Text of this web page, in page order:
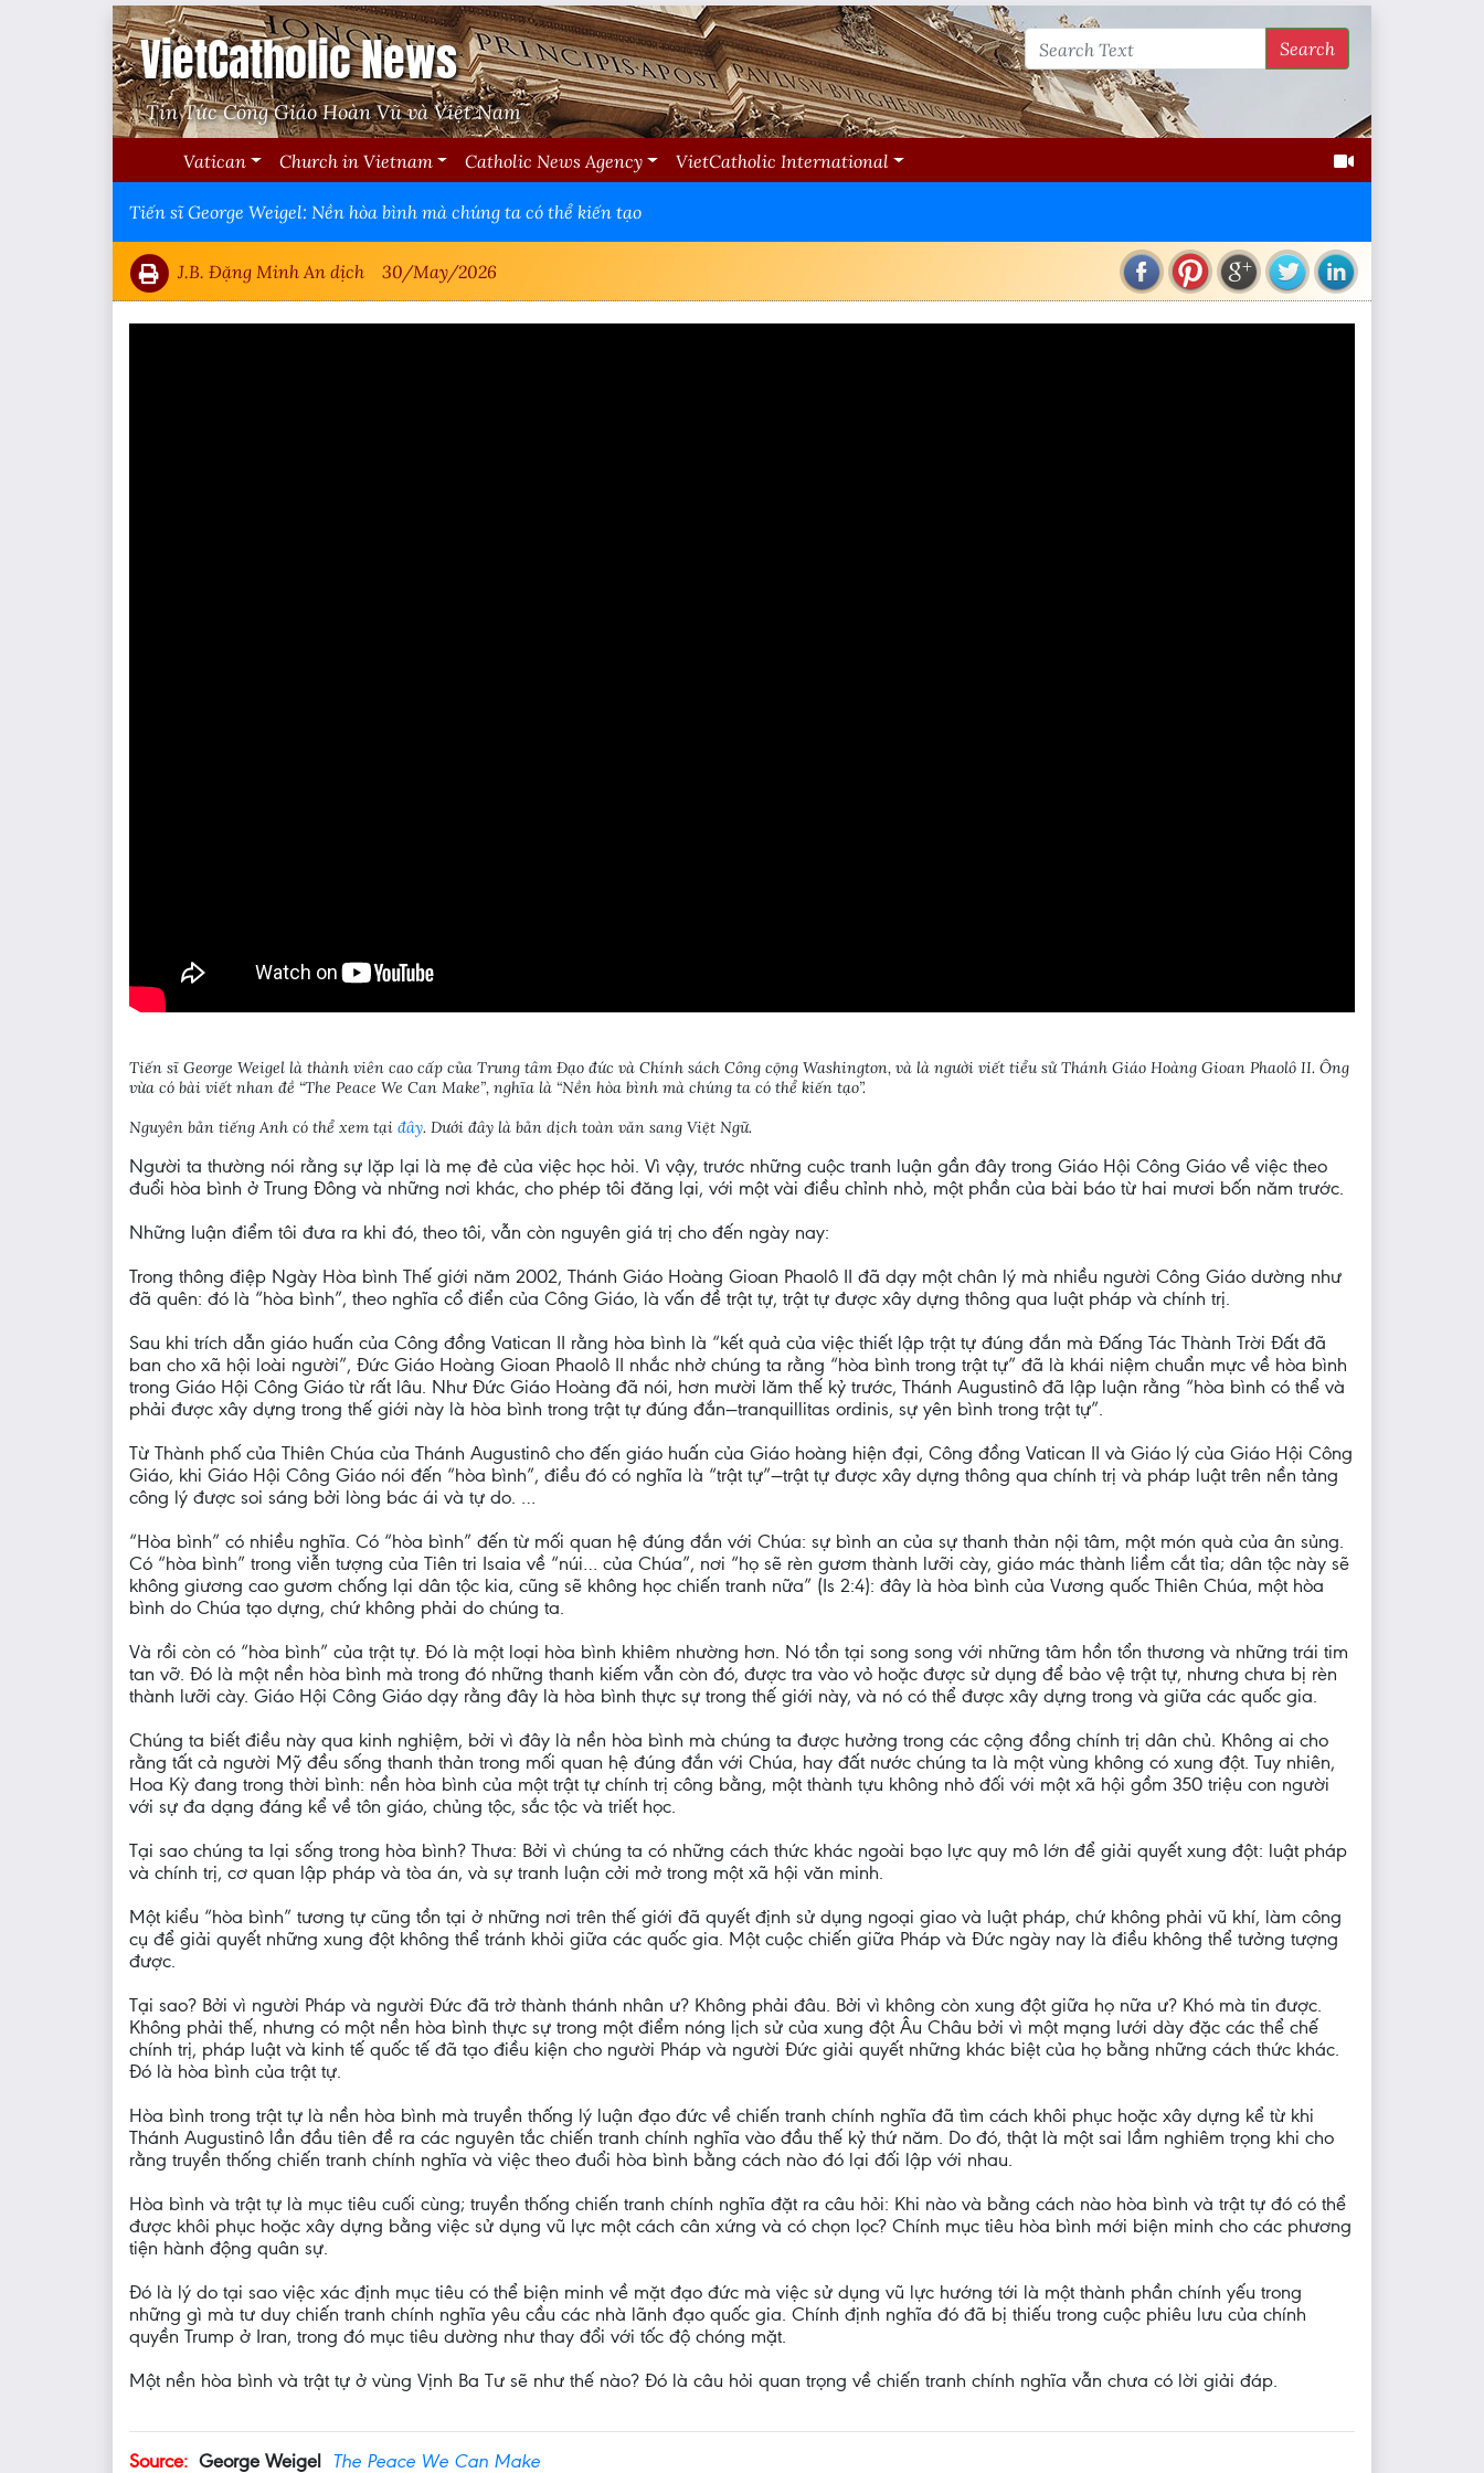
VietCatholic News
Tin Tức Công Giáo Hoàn Vũ và Việt Nam
Search
Vatican Church in Vietnam Catholic News Agency VietCatholic International
Tiến sĩ George Weigel: Nền hòa bình mà chúng ta có thể kiến tạo
J.B. Đặng Minh An dịch 30/May/2026
Tiến sĩ George Weigel là thành viên cao cấp của Trung tâm Đạo đức và Chính sách Công cộng Washington, và là người viết tiểu sử Thánh Giáo Hoàng Gioan Phaolô II. Ông
vừa có bài viết nhan đề “The Peace We Can Make”, nghĩa là “Nền hòa bình mà chúng ta có thể kiến tạo”.
Nguyên bản tiếng Anh có thể xem tại đây. Dưới đây là bản dịch toàn văn sang Việt Ngữ.
Người ta thường nói rằng sự lặp lại là mẹ đẻ của việc học hỏi. Vì vậy, trước những cuộc tranh luận gần đây trong Giáo Hội Công Giáo về việc theo
đuổi hòa bình ở Trung Đông và những nơi khác, cho phép tôi đăng lại, với một vài điều chỉnh nhỏ, một phần của bài báo từ hai mươi bốn năm trước.
Những luận điểm tôi đưa ra khi đó, theo tôi, vẫn còn nguyên giá trị cho đến ngày nay:
Trong thông điệp Ngày Hòa bình Thế giới năm 2002, Thánh Giáo Hoàng Gioan Phaolô II đã dạy một chân lý mà nhiều người Công Giáo dường như
đã quên: đó là “hòa bình”, theo nghĩa cổ điển của Công Giáo, là vấn đề trật tự, trật tự được xây dựng thông qua luật pháp và chính trị.
Sau khi trích dẫn giáo huấn của Công đồng Vatican II rằng hòa bình là “kết quả của việc thiết lập trật tự đúng đắn mà Đấng Tác Thành Trời Đất đã
ban cho xã hội loài người”, Đức Giáo Hoàng Gioan Phaolô II nhắc nhở chúng ta rằng “hòa bình trong trật tự” đã là khái niệm chuẩn mực về hòa bình
trong Giáo Hội Công Giáo từ rất lâu. Như Đức Giáo Hoàng đã nói, hơn mười lăm thế kỷ trước, Thánh Augustinô đã lập luận rằng “hòa bình có thể và
phải được xây dựng trong thế giới này là hòa bình trong trật tự đúng đắn—tranquillitas ordinis, sự yên bình trong trật tự”.
Từ Thành phố của Thiên Chúa của Thánh Augustinô cho đến giáo huấn của Giáo hoàng hiện đại, Công đồng Vatican II và Giáo lý của Giáo Hội Công
Giáo, khi Giáo Hội Công Giáo nói đến “hòa bình”, điều đó có nghĩa là “trật tự”—trật tự được xây dựng thông qua chính trị và pháp luật trên nền tảng
công lý được soi sáng bởi lòng bác ái và tự do. …
“Hòa bình” có nhiều nghĩa. Có “hòa bình” đến từ mối quan hệ đúng đắn với Chúa: sự bình an của sự thanh thản nội tâm, một món quà của ân sủng.
Có “hòa bình” trong viễn tượng của Tiên tri Isaia về “núi… của Chúa”, nơi “họ sẽ rèn gươm thành lưỡi cày, giáo mác thành liềm cắt tỉa; dân tộc này sẽ
không giương cao gươm chống lại dân tộc kia, cũng sẽ không học chiến tranh nữa” (Is 2:4): đây là hòa bình của Vương quốc Thiên Chúa, một hòa
bình do Chúa tạo dựng, chứ không phải do chúng ta.
Và rồi còn có “hòa bình” của trật tự. Đó là một loại hòa bình khiêm nhường hơn. Nó tồn tại song song với những tâm hồn tổn thương và những trái tim
tan vỡ. Đó là một nền hòa bình mà trong đó những thanh kiếm vẫn còn đó, được tra vào vỏ hoặc được sử dụng để bảo vệ trật tự, nhưng chưa bị rèn
thành lưỡi cày. Giáo Hội Công Giáo dạy rằng đây là hòa bình thực sự trong thế giới này, và nó có thể được xây dựng trong và giữa các quốc gia.
Chúng ta biết điều này qua kinh nghiệm, bởi vì đây là nền hòa bình mà chúng ta được hưởng trong các cộng đồng chính trị dân chủ. Không ai cho
rằng tất cả người Mỹ đều sống thanh thản trong mối quan hệ đúng đắn với Chúa, hay đất nước chúng ta là một vùng không có xung đột. Tuy nhiên,
Hoa Kỳ đang trong thời bình: nền hòa bình của một trật tự chính trị công bằng, một thành tựu không nhỏ đối với một xã hội gồm 350 triệu con người
với sự đa dạng đáng kể về tôn giáo, chủng tộc, sắc tộc và triết học.
Tại sao chúng ta lại sống trong hòa bình? Thưa: Bởi vì chúng ta có những cách thức khác ngoài bạo lực quy mô lớn để giải quyết xung đột: luật pháp
và chính trị, cơ quan lập pháp và tòa án, và sự tranh luận cởi mở trong một xã hội văn minh.
Một kiểu “hòa bình” tương tự cũng tồn tại ở những nơi trên thế giới đã quyết định sử dụng ngoại giao và luật pháp, chứ không phải vũ khí, làm công
cụ để giải quyết những xung đột không thể tránh khỏi giữa các quốc gia. Một cuộc chiến giữa Pháp và Đức ngày nay là điều không thể tưởng tượng
được.
Tại sao? Bởi vì người Pháp và người Đức đã trở thành thánh nhân ư? Không phải đâu. Bởi vì không còn xung đột giữa họ nữa ư? Khó mà tin được.
Không phải thế, nhưng có một nền hòa bình thực sự trong một điểm nóng lịch sử của xung đột Âu Châu bởi vì một mạng lưới dày đặc các thể chế
chính trị, pháp luật và kinh tế quốc tế đã tạo điều kiện cho người Pháp và người Đức giải quyết những khác biệt của họ bằng những cách thức khác.
Đó là hòa bình của trật tự.
Hòa bình trong trật tự là nền hòa bình mà truyền thống lý luận đạo đức về chiến tranh chính nghĩa đã tìm cách khôi phục hoặc xây dựng kể từ khi
Thánh Augustinô lần đầu tiên đề ra các nguyên tắc chiến tranh chính nghĩa vào đầu thế kỷ thứ năm. Do đó, thật là một sai lầm nghiêm trọng khi cho
rằng truyền thống chiến tranh chính nghĩa và việc theo đuổi hòa bình bằng cách nào đó lại đối lập với nhau.
Hòa bình và trật tự là mục tiêu cuối cùng; truyền thống chiến tranh chính nghĩa đặt ra câu hỏi: Khi nào và bằng cách nào hòa bình và trật tự đó có thể
được khôi phục hoặc xây dựng bằng việc sử dụng vũ lực một cách cân xứng và có chọn lọc? Chính mục tiêu hòa bình mới biện minh cho các phương
tiện hành động quân sự.
Đó là lý do tại sao việc xác định mục tiêu có thể biện minh về mặt đạo đức mà việc sử dụng vũ lực hướng tới là một thành phần chính yếu trong
những gì mà tư duy chiến tranh chính nghĩa yêu cầu các nhà lãnh đạo quốc gia. Chính định nghĩa đó đã bị thiếu trong cuộc phiêu lưu của chính
quyền Trump ở Iran, trong đó mục tiêu dường như thay đổi với tốc độ chóng mặt.
Một nền hòa bình và trật tự ở vùng Vịnh Ba Tư sẽ như thế nào? Đó là câu hỏi quan trọng về chiến tranh chính nghĩa vẫn chưa có lời giải đáp.
Source: George Weigel The Peace We Can Make